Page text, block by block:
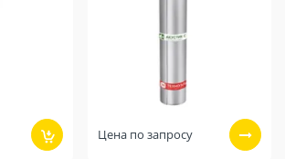
Цена по запросу